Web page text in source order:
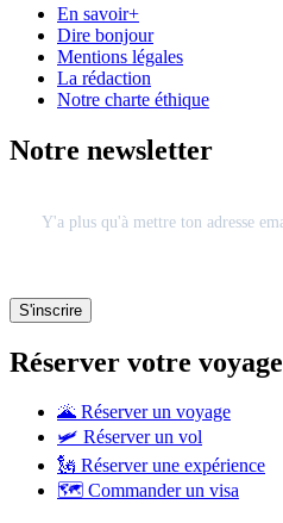
En savoir+
Dire bonjour
Mentions légales
La rédaction
Notre charte éthique
Notre newsletter
Réserver votre voyage
🌋 Réserver un voyage
🛩 Réserver un vol
🗽 Réserver une expérience
🗺 Commander un visa